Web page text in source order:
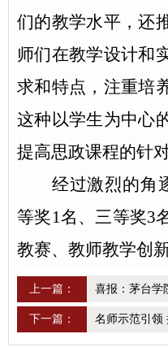
们的教学水平，还
师们在教学设计和
求和特点，注重培
这种以学生为中心
提高思政课程的针
经过激烈的角
等奖1名、三等奖3
教赛、教师教学创
上一篇：
下一篇：